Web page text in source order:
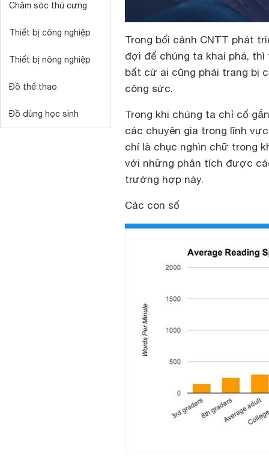
Chăm sóc thú cưng
Thiết bị công nghiệp
Thiết bị nông nghiệp
Đồ thể thao
Đồ dùng học sinh
Trong bối cảnh CNTT phát
đợi để chúng ta khai phá,
bất cứ ai cũng phải trang bị
công sức.
Trong khi chúng ta chỉ cố
các chuyên gia trong lĩnh
chí là chục nghìn chữ trong
với những phân tích được
trường hợp này.
Các con số